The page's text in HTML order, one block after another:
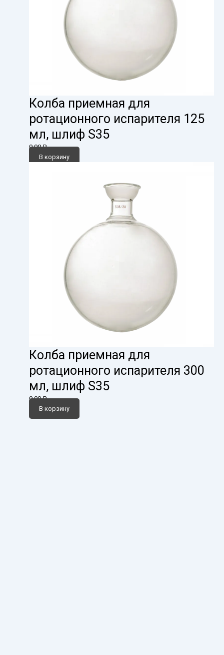
Колба приемная для
ротационного испарителя 125
мл, шлиф S35
0,00₽
В корзину
Колба приемная для
ротационного испарителя 300
мл, шлиф S35
0,00₽
В корзину